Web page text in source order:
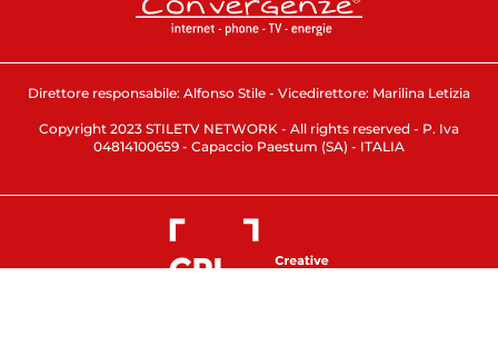
Direttore responsabile: Alfonso Stile - Vicedirettore: Marilina Letizia
Copyright 2023 STILETV NETWORK - All rights reserved - P. Iva
04814100659 - Capaccio Paestum (SA) - ITALIA